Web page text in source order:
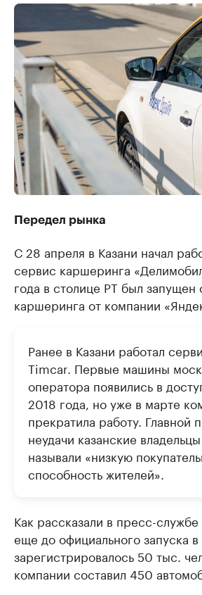
Передел рынка
С 28 апреля в Казани начал
сервис каршеринга
года в столице РТ был запущен
каршеринга от компании
Ранее в Казани работал
Timcar. Первые машины
оператора появились в
2018 года, но уже в марте
прекратила работу. Главной
неудачи казанские
называли «низкую
способность жителей».
Как рассказали в пресс-службе
еще до официального запуска
зарегистрировалось 50 тыс.
компании составил 450